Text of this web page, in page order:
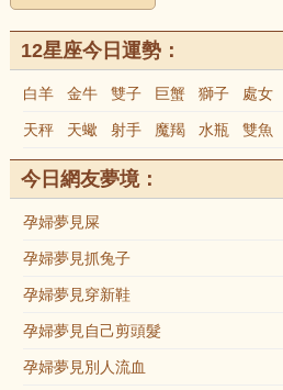
12星座今日運勢：
白羊 金牛 雙子 巨蟹 獅子 處女
天秤 天蠍 射手 魔羯 水瓶 雙魚
今日網友夢境：
孕婦夢見屎
孕婦夢見抓兔子
孕婦夢見穿新鞋
孕婦夢見自己剪頭髮
孕婦夢見別人流血